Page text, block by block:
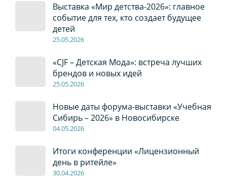
Выставка «Мир детства-2026»: главное
событие для тех, кто создает будущее
детей
25.05.2026
«CJF – Детская Мода»: встреча лучших
брендов и новых идей
25.05.2026
Новые даты форума-выставки «Учебная
Сибирь – 2026» в Новосибирске
04.05.2026
Итоги конференции «Лицензионный
день в ритейле»
30.04.2026